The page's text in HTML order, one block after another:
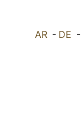
AR- DE -